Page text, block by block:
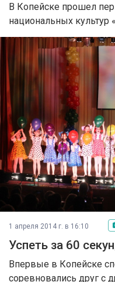
В Копейске прошел
национальных культур
1 апреля 2014 г. в 16:10
Успеть за 60
Впервые в Копейске
соревновались друг с